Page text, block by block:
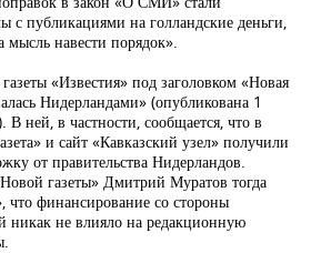
с публикациями на голландские деньги,
мысль навести порядок».
«Известия» под заголовком «Новая
Нидерландами» (опубликована 1
В ней, в частности, сообщается, что в
и сайт «Кавказский узел» получили
от правительства Нидерландов.
газеты» Дмитрий Муратов тогда
что финансирование со стороны
никак не влияло на редакционную